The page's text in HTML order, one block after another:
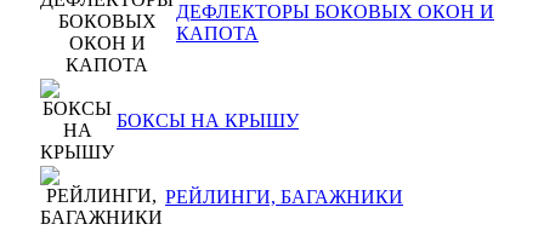
ДЕФЛЕКТОРЫ БОКОВЫХ ОКОН И
КАПОТА
БОКСЫ НА КРЫШУ
РЕЙЛИНГИ, БАГАЖНИКИ